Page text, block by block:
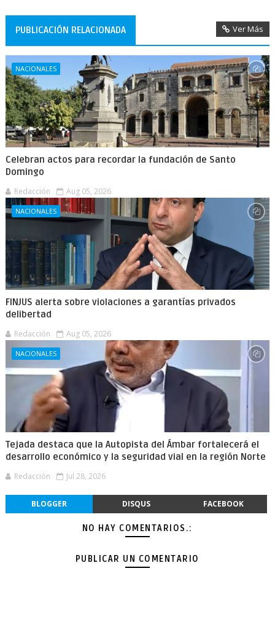
PUBLICACIÓN RELACIONADA Ver Más
NACIONALES
Celebran actos para recordar la fundación de Santo
Domingo
Redacción Aug 05, 2026
NACIONALES
FINJUS alerta sobre violaciones a garantías privados
delibertad
Redacción Aug 05, 2026
NACIONALES
Tejada destaca que la Autopista del Ámbar fortalecerá el
desarrollo económico y la seguridad vial en la región Norte
Redacción Jul 28, 2026
BLOGGER DISQUS FACEBOOK
NO HAY COMENTARIOS.:
PUBLICAR UN COMENTARIO